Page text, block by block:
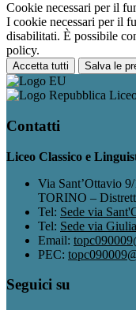
Cookie necessari per il
I cookie necessari per il
disabilitati. È possibile
policy.
Accetta tutti Salva le
Contatti
Liceo Classico e
Via Sant’Ottavio
TORINO –
Tel: Sede via
Tel: Sede via
Email:
PEC:
Seguici su